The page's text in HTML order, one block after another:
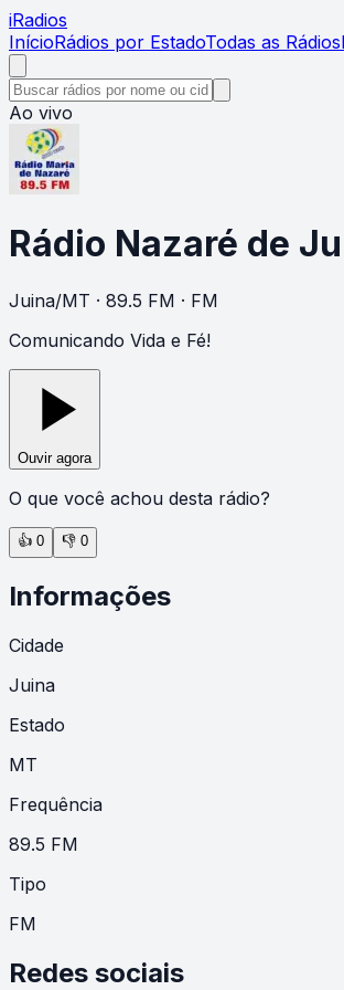
iRadios
InícioRádios por EstadoTodas as Rádios
Ao vivo
Rádio Nazaré de
Juina/MT · 89.5 FM · FM
Comunicando Vida e Fé!
Ouvir agora
O que você achou desta rádio?
👍 0 👎 0
Informações
Cidade
Juina
Estado
MT
Frequência
89.5 FM
Tipo
FM
Redes sociais